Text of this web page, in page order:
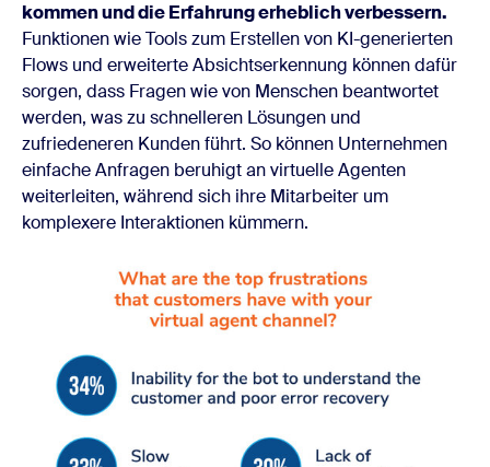
kommen und die Erfahrung erheblich verbessern.
Funktionen wie Tools zum Erstellen von KI-generierten
Flows und erweiterte Absichtserkennung können dafür
sorgen, dass Fragen wie von Menschen beantwortet
werden, was zu schnelleren Lösungen und
zufriedeneren Kunden führt. So können Unternehmen
einfache Anfragen beruhigt an virtuelle Agenten
weiterleiten, während sich ihre Mitarbeiter um
komplexere Interaktionen kümmern.